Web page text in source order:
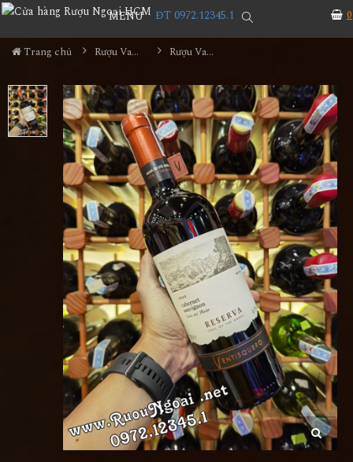
0
MENU ĐT 0972.12345.1
Trang chủ Rượu Vang Rượu Vang Ventisquero Reserva Cabernet Sauvignon